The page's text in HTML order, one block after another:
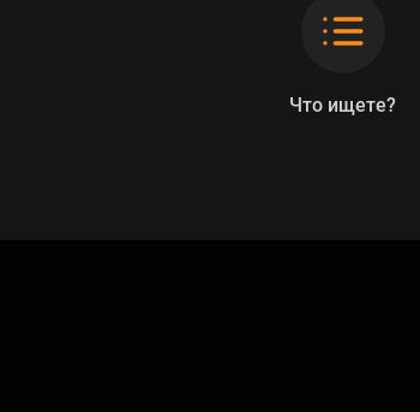
Что ищете?